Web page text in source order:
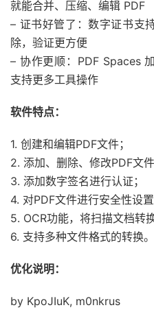
就能合并、压缩、编辑 PDF
– 证书好管了：数字证书支
除，验证更方便
– 协作更顺：PDF Spaces
支持更多工具操作
软件特点：
1. 创建和编辑PDF文件；
2. 添加、删除、修改PDF文件
3. 添加数字签名进行认证；
4. 对PDF文件进行安全性设置
5. OCR功能，将扫描文档转
6. 支持多种文件格式的转换。
优化说明：
by KpoJIuK, m0nkrus